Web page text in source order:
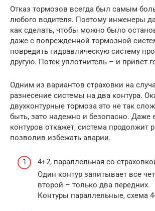
Отказ тормозов всегда был самым
любого водителя. Поэтому инженеры
как сделать, чтобы можно было
даже с поврежденной тормозной
повредить гидравлическую систему
другую. Потек уплотнитель – и привет
Одним из вариантов страховки на
разнесение системы на два контура.
двухконтурные тормоза это не так
быть, зато надежно и безопасно. Даже
контуров откажет, система продолжит
позволив избежать аварии.
4+2, параллельная со
Один контур запитывает все
второй – только два передних.
Контуры параллельные, схема